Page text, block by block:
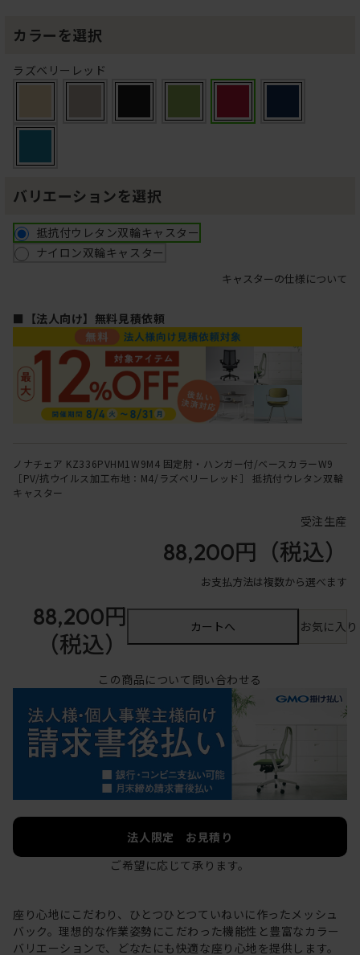
カラーを選択
ラズベリーレッド
バリエーションを選択
抵抗付ウレタン双輪キャスター
ナイロン双輪キャスター
キャスターの仕様について
■【法人向け】無料見積依頼
ノナチェア KZ336PVHM1W9M4 固定肘・ハンガー付/ベースカラーW9
［PV/抗ウイルス加工布地：M4/ラズベリーレッド］ 抵抗付ウレタン双輪
キャスター
受注生産
88,200円 （税込）
お支払方法は複数から選べます
88,200円
（税込）
カートへ お気に入
この商品について問い合わせる
法人限定 お見積り
ご希望に応じて承ります。
座り心地にこだわり、ひとつひとつていねいに作ったメッシュ
バック。理想的な作業姿勢にこだわった機能性と豊富なカラー
バリエーションで、どなたにも快適な座り心地を提供します。